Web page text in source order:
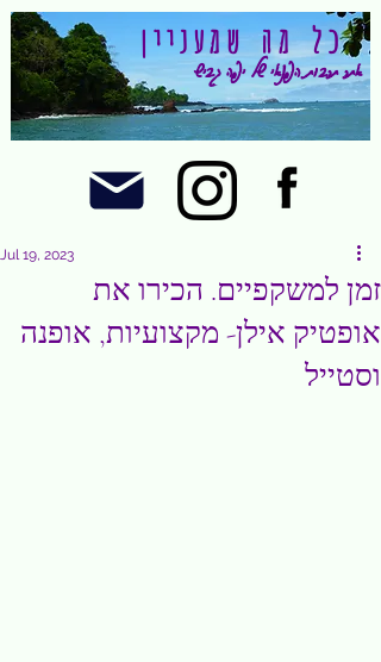
אתר תרבות הפנאי של יפה גביש
כל מה שמעניין
זמן למשקפיים. הכירו את
אופטיק אילן- מקצועיות, אופנה
וסטייל
Jul 19, 2023